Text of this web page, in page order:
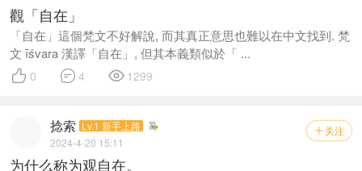
觀「自在」
「自在」這個梵文不好解說, 而其真正意思也難以在中文找到. 梵
文 īśvara 漢譯「自在」, 但其本義類似於「 ...
 0  4  1299
 关注
捻索 Lv.1 新手上路
2024-4-20 15:11
为什么称为观自在。